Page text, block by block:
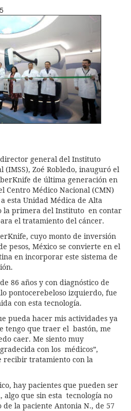
general del Instituto
(IMSS), Zoé Robledo, inauguró el
de última generación en
Centro Médico Nacional (CMN)
esta Unidad Médica de Alta
la primera del Instituto en contar
el tratamiento del cáncer.
cuyo monto de inversión
pesos, México se convierte en el
en incorporar este sistema de
86 años y con diagnóstico de
pontocerebeloso izquierdo, fue
con esta tecnología.
pueda hacer mis actividades ya
tengo que traer el bastón, me
caer. Me siento muy
con los médicos”,
recibir tratamiento con la
hay pacientes que pueden ser
algo que sin esta tecnología no
de la paciente Antonia N., de 57